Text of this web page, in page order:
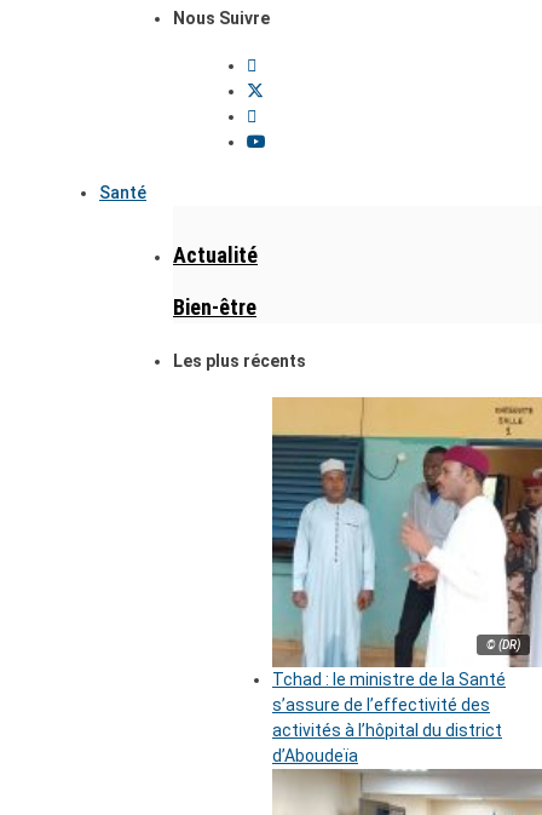
Nous Suivre
Santé
Actualité
Bien-être
Les plus récents
© (DR)
Tchad : le ministre de la Santé
s’assure de l’effectivité des
activités à l’hôpital du district
d’Aboudeïa